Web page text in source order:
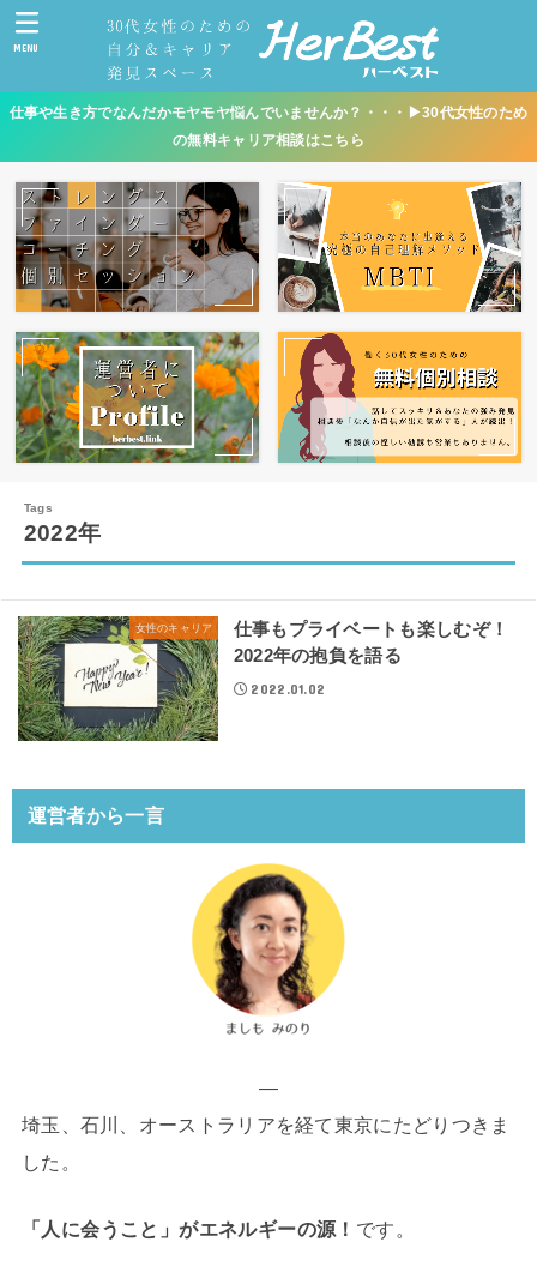
MENU
仕事や生き方でなんだかモヤモヤ悩んでいませんか？・・・▶︎30代女性のため
の無料キャリア相談はこちら
2022年
女性のキャリア
仕事もプライベートも楽しむぞ！
2022年の抱負を語る
2022.01.02
運営者から一言
—
埼玉、石川、オーストラリアを経て東京にたどりつきま
した。
「人に会うこと」がエネルギーの源！ です。